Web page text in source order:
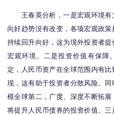
王春英分析，一是宏观环境有
向好趋势没有改变，各项宏观政
持续回升向好，这为境外投资者
宏观环境。二是投资价值有保障
定，人民币资产在全球范围内有
现，这有助于投资者分散风险。
模全球第二，广度、深度不断拓展
将提升人民币债券的投资价值。三